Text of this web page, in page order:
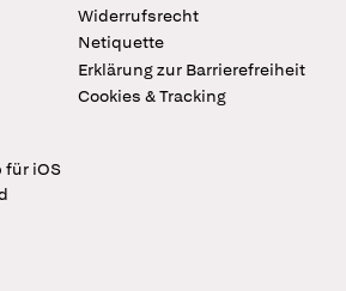
Widerrufsrecht
Netiquette
Erklärung zur Barrierefreiheit
Cookies & Tracking
für iOS